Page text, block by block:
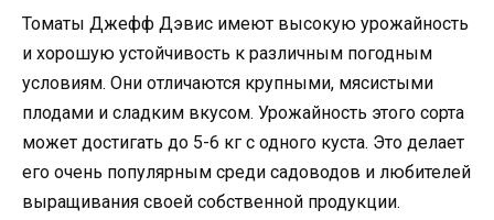
Томаты Джефф Дэвис имеют высокую урожайность
и хорошую устойчивость к различным погодным
условиям. Они отличаются крупными, мясистыми
плодами и сладким вкусом. Урожайность этого сорта
может достигать до 5-6 кг с одного куста. Это делает
его очень популярным среди садоводов и любителей
выращивания своей собственной продукции.